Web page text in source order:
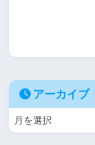
アーカイブ